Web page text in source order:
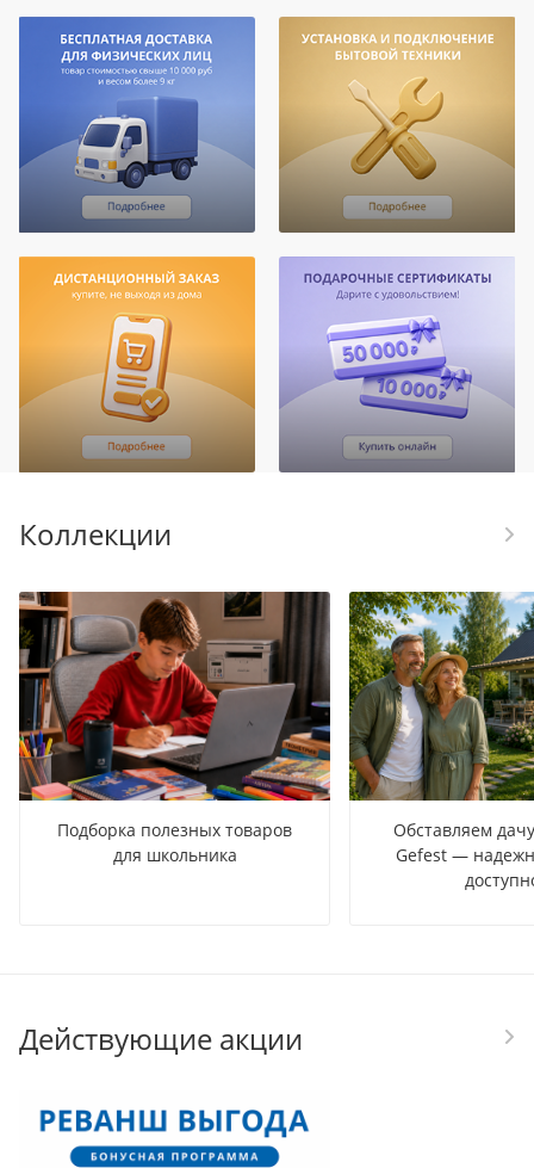
Коллекции
Подборка полезных товаров
для школьника
Обставляем
Gefest —
Действующие акции